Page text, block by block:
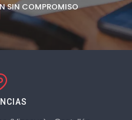
SIN COMPROMISO